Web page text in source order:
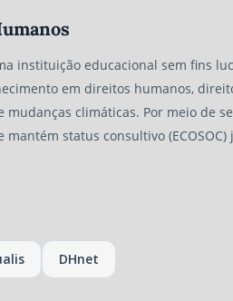
instituição educacional sem fins
em direitos humanos,
climáticas. Por meio de
status consultivo
DHnet